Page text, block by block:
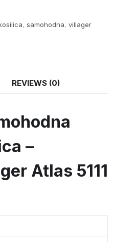
, samohodna, villager
REVIEWS (0)
–
Atlas 5111